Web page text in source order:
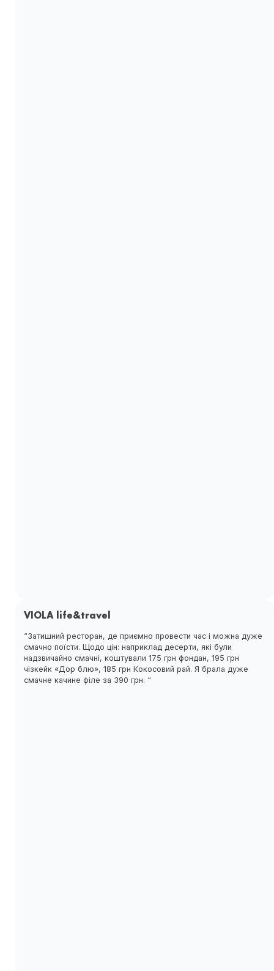
VIOLA life&travel
“Затишний ресторан, де приємно провести час і можна дуже
смачно поїсти. Щодо цін: наприклад десерти, які були
надзвичайно смачні, коштували 175 грн фондан, 195 грн
чізкейк «Дор блю», 185 грн Кокосовий рай. Я брала дуже
смачне качине філе за 390 грн. “